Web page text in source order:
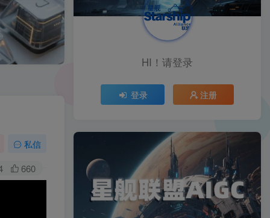
私信
660
HI！请登录
登录 注册